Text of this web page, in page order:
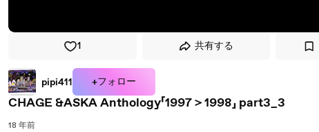
1 共有する
pipi411 +フォロー
CHAGE &ASKA Anthology「1997＞1998」 part3_3
18 年前